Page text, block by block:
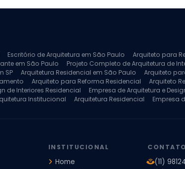
Escritório de Arquitetura em São Paulo Arquiteto para
em São Paulo
Projeto Completo de Arquitetura de
SP
Arquitetura Residencial em São Paulo Arquiteto
Arquiteto para Reforma Residencial Arquiteto
de Interiores Residencial Empresa de Arquitetura e
Institucional Arquitetura Residencial Empresa
INSTITUCIONAL
Home
CONTATO
(11)